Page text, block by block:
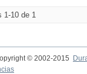
1-10 de 1
© 2002-2015